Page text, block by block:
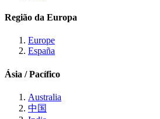
Região da Europa
Europe
España
Ásia / Pacífico
Australia
中国